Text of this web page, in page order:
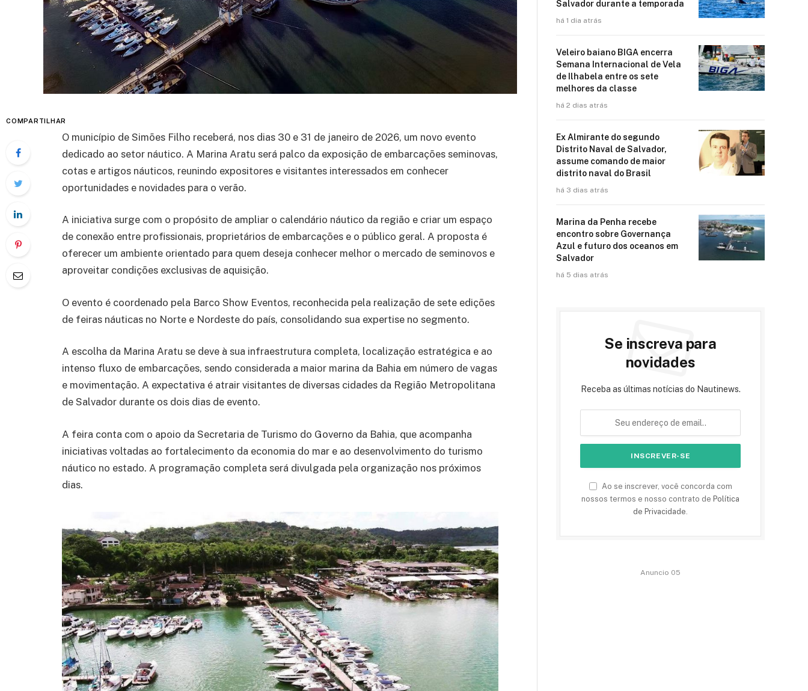
COMPARTILHAR
O município de Simões Filho receberá, nos dias 30 e 31 de janeiro de 2026, um novo evento
dedicado ao setor náutico. A Marina Aratu será palco da exposição de embarcações seminovas,
cotas e artigos náuticos, reunindo expositores e visitantes interessados em conhecer
oportunidades e novidades para o verão.
A iniciativa surge com o propósito de ampliar o calendário náutico da região e criar um espaço
de conexão entre profissionais, proprietários de embarcações e o público geral. A proposta é
oferecer um ambiente orientado para quem deseja conhecer melhor o mercado de seminovos e
aproveitar condições exclusivas de aquisição.
O evento é coordenado pela Barco Show Eventos, reconhecida pela realização de sete edições
de feiras náuticas no Norte e Nordeste do país, consolidando sua expertise no segmento.
A escolha da Marina Aratu se deve à sua infraestrutura completa, localização estratégica e ao
intenso fluxo de embarcações, sendo considerada a maior marina da Bahia em número de vagas
e movimentação. A expectativa é atrair visitantes de diversas cidades da Região Metropolitana
de Salvador durante os dois dias de evento.
A feira conta com o apoio da Secretaria de Turismo do Governo da Bahia, que acompanha
iniciativas voltadas ao fortalecimento da economia do mar e ao desenvolvimento do turismo
náutico no estado. A programação completa será divulgada pela organização nos próximos
dias.
Salvador durante a temporada
há 1 dia atrás
Veleiro baiano BIGA encerra
Semana Internacional de Vela
de Ilhabela entre os sete
melhores da classe
há 2 dias atrás
Ex Almirante do segundo
Distrito Naval de Salvador,
assume comando de maior
distrito naval do Brasil
há 3 dias atrás
Marina da Penha recebe
encontro sobre Governança
Azul e futuro dos oceanos em
Salvador
há 5 dias atrás
Se inscreva para
novidades
Receba as últimas notícias do Nautinews.
Ao se inscrever, você concorda com
nossos termos e nosso contrato de Política
de Privacidade
Anuncio 05